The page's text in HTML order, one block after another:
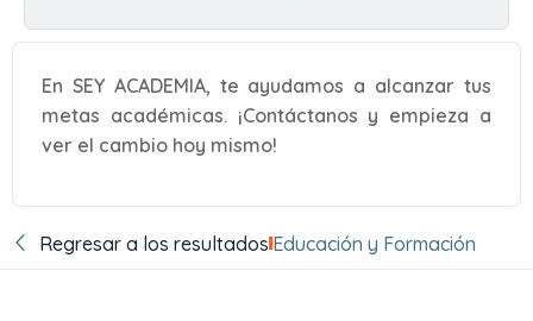
En SEY ACADEMIA, te ayudamos a alcanzar tus
metas académicas. ¡Contáctanos y empieza a
ver el cambio hoy mismo!
Regresar a los resultadosEducación y Formación